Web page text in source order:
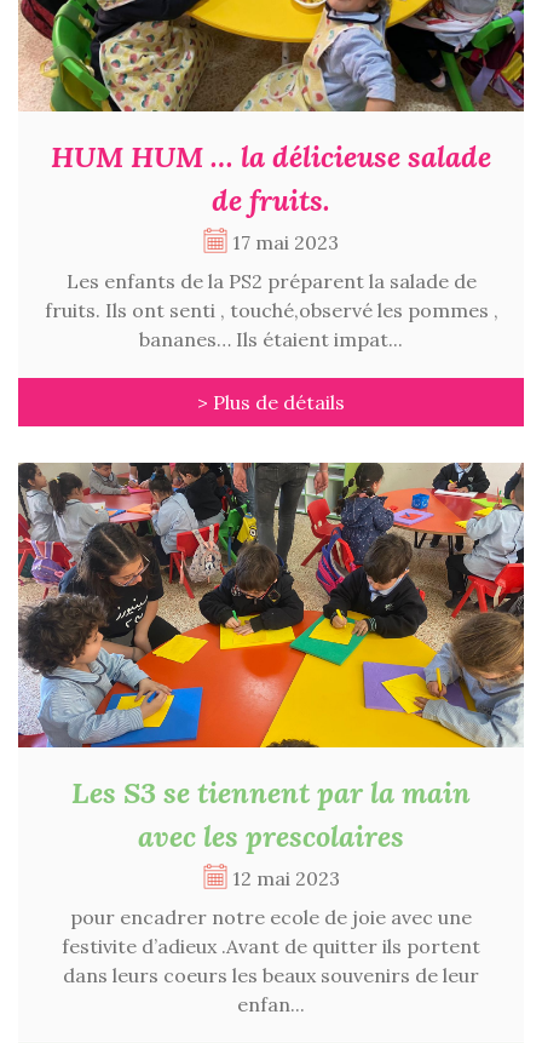
HUM HUM … la délicieuse salade
de fruits.
17 mai 2023
Les enfants de la PS2 préparent la salade de
fruits. Ils ont senti , touché,observé les pommes ,
bananes… Ils étaient impat...
> Plus de détails
Les S3 se tiennent par la main
avec les prescolaires
12 mai 2023
pour encadrer notre ecole de joie avec une
festivite d’adieux .Avant de quitter ils portent
dans leurs coeurs les beaux souvenirs de leur
enfan...